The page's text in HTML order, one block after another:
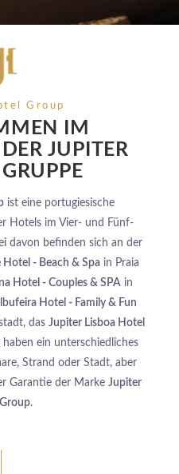
Group
IM
JUPITER
ist eine portugiesische
Hotels im Vier- und Fünf-
davon befinden sich an der
- Beach & Spain Praia
Hotel - Couples & SPA in
Hotel - Family & Fun
das Jupiter Lisboa Hotel
ein unterschiedliches
Strand oder Stadt, aber
Garantie der Marke Jupiter
.